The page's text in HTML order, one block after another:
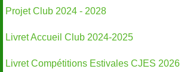
Projet Club 2024 - 2028
Livret Accueil Club 2024-2025
Livret Compétitions Estivales CJES 2026